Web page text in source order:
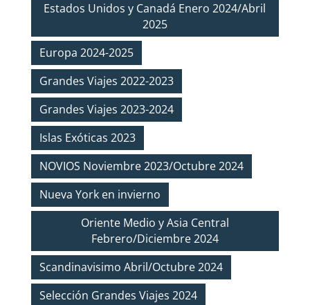
Estados Unidos y Canadá Enero 2024/Abril
2025
Europa 2024-2025
Grandes Viajes 2022-2023
Grandes Viajes 2023-2024
Islas Exóticas 2023
NOVIOS Noviembre 2023/Octubre 2024
Nueva York en invierno
Oriente Medio y Asia Central
Febrero/Diciembre 2024
Scandinavisimo Abril/Octubre 2024
Selección Grandes Viajes 2024